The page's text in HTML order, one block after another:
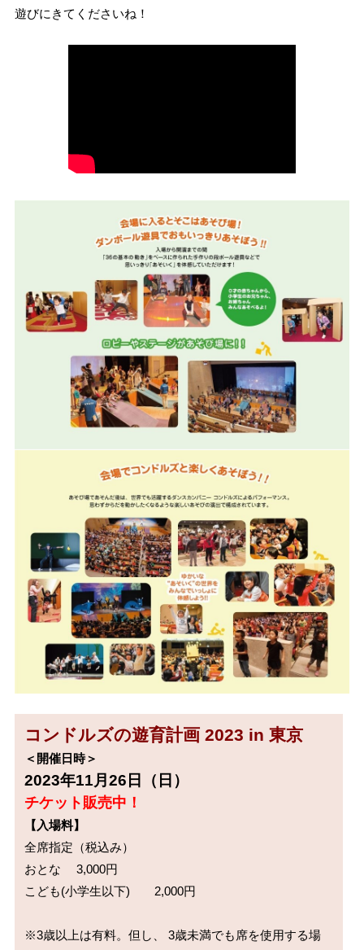
遊びにきてくださいね！
コンドルズの遊育計画 2023 in 東京
＜開催日時＞
2023年11月26日（日）
チケット販売中！
【入場料】
全席指定（税込み）
おとな	3,000円
こども(小学生以下)	2,000円
※3歳以上は有料。但し、 3歳未満でも席を使用する場